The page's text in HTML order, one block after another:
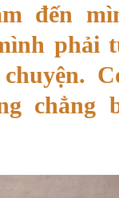
đến
phải
chẳng